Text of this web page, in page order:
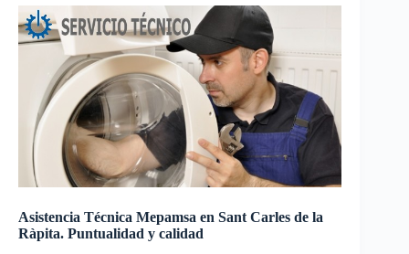
Asistencia Técnica Mepamsa en Sant Carles de la
Ràpita. Puntualidad y calidad